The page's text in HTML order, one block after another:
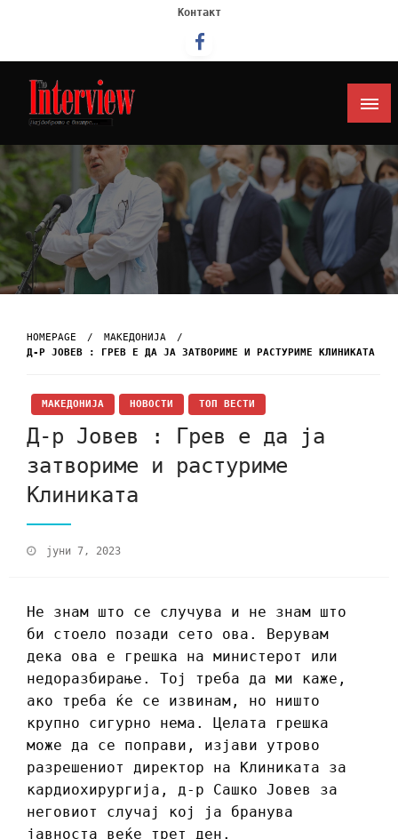
Контакт
Интервју
HOMEPAGE
МАКЕДОНИЈА
Д-Р ЈОВЕВ : ГРЕВ Е ДА ЈА ЗАТВОРИМЕ И РАСТУРИМЕ КЛИНИКАТА
МАКЕДОНИЈА НОВОСТИ ТОП ВЕСТИ
Д-р Јовев : Грев е да ја
затвориме и растуриме
Клиниката
јуни 7, 2023
Не знам што се случува и не знам што
би стоело позади сето ова. Верувам
дека ова е грешка на министерот или
недоразбирање. Тој треба да ми каже,
ако треба ќе се извинам, но ништо
крупно сигурно нема. Целата грешка
може да се поправи, изјави утрово
разрешениот директор на Клиниката за
кардиохирургија, д-р Сашко Јовев за
неговиот случај кој ја бранува
јавноста веќе трет ден.